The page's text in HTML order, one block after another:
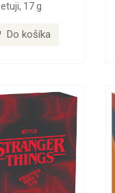
etuji, 17 g
Do košíka